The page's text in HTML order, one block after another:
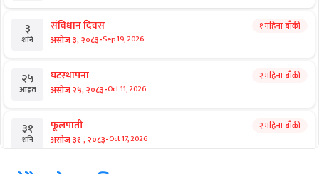
३
शनि
संविधान दिवस
असोज ३, २०८३-Sep 19, 2026
१ महिना बाँकी
२५
आइत
घटस्थापना
असोज २५, २०८३-Oct 11, 2026
२ महिना बाँकी
३१
शनि
फूलपाती
असोज ३१ , २०८३-Oct 17, 2026
२ महिना बाँकी